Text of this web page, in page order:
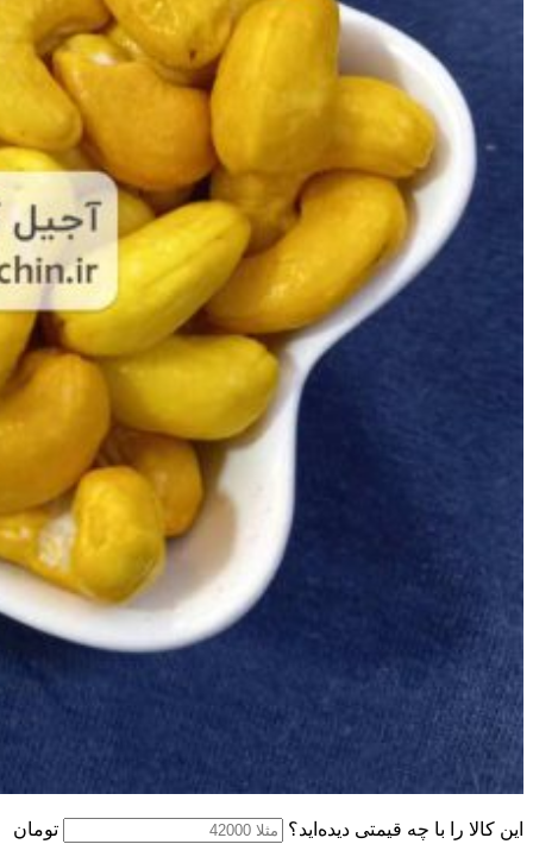
این کالا را با چه قیمتی دیده‌اید؟ تومان